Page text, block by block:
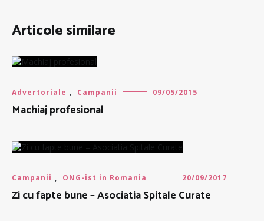
Articole similare
Advertoriale , Campanii 09/05/2015
Machiaj profesional
Campanii , ONG-ist in Romania 20/09/2017
Zi cu fapte bune – Asociatia Spitale Curate